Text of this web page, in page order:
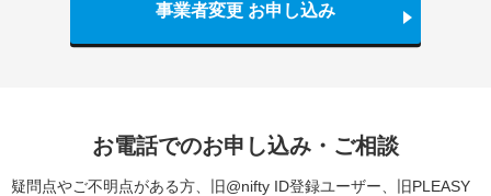
事業者変更 お申し込み
お電話でのお申し込み・ご相談
疑問点やご不明点がある方、旧@nifty ID登録ユーザー、旧PLEASY